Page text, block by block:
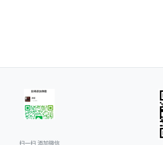
扫一扫 添加微信